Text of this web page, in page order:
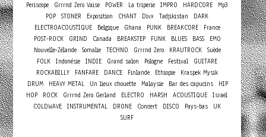
Periscope
Grrrnd Zero Vaise POWER La triperie IMPRO HARDCORE
Mp3
POP STONER Exposition CHANT Divx Tadjikistan
DARK
ELECTROACOUSTIQUE
Belgique Ghana PUNK BREAKCORE
France
POST-ROCK
GRIND Canada BREAKSTEP FUNK BLUES BASS
EMO
Nouvelle-Zélande
Somalie TECHNO Grrrnd Zero KRAUTROCK
Suède
FOLK Indonésie INDIE Grand salon Pologne Festival
GUITARE
ROCKABILLY
FANFARE DANCE Finlande Ethiopie
Kraspek Mysik
DRUM
HEAVY METAL Un lieux chouette Malaysie Bar des capucins
HIP
HOP
ROCK Grrrnd Zero Gerland ELECTRO HARSH ACOUSTIQUE
Israel
COLDWAVE INSTRUMENTAL DRONE Concert DISCO Pays-bas
UK
SURF